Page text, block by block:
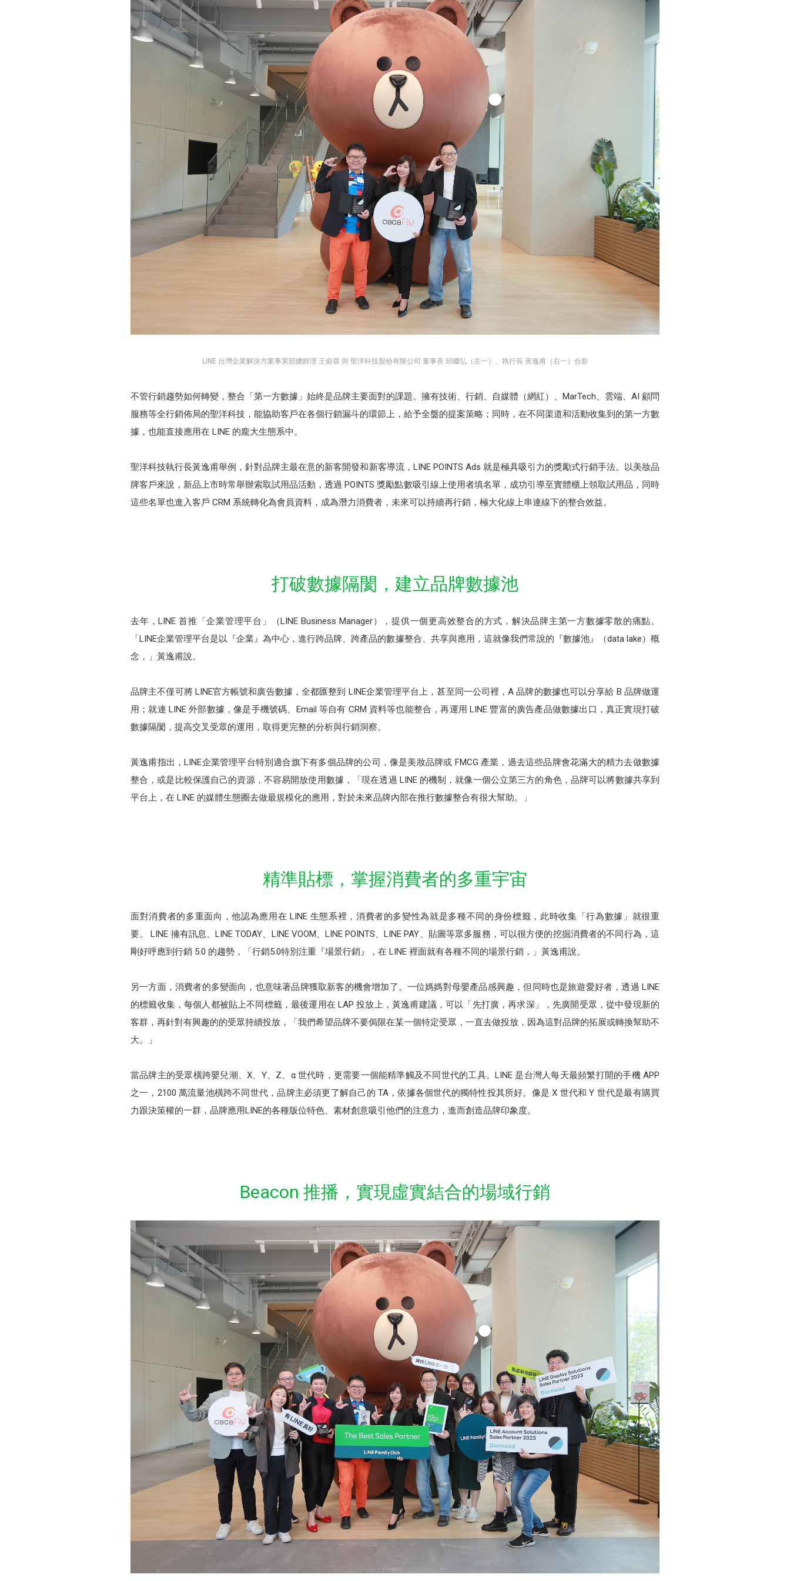
LINE 台灣企業解決方案事業部總經理 王俞蓉 與 聖洋科技股份有限公司 董事長 邱繼弘（左一）、執行長 黃逸甫（右一）合影
不管行銷趨勢如何轉變，整合「第一方數據」始終是品牌主要面對的課題。擁有技術、行銷、自媒體（網紅）、MarTech、雲端、AI 顧問
服務等全行銷佈局的聖洋科技，能協助客戶在各個行銷漏斗的環節上，給予全盤的提案策略；同時，在不同渠道和活動收集到的第一方數
據，也能直接應用在 LINE 的龐大生態系中。
聖洋科技執行長黃逸甫舉例，針對品牌主最在意的新客開發和新客導流，LINE POINTS Ads 就是極具吸引力的獎勵式行銷手法。以美妝品
牌客戶來說，新品上市時常舉辦索取試用品活動，透過 POINTS 獎勵點數吸引線上使用者填名單，成功引導至實體櫃上領取試用品，同時
這些名單也進入客戶 CRM 系統轉化為會員資料，成為潛力消費者，未來可以持續再行銷，極大化線上串連線下的整合效益。
打破數據隔閡，建立品牌數據池
去年，LINE 首推「企業管理平台」（LINE Business Manager），提供一個更高效整合的方式，解決品牌主第一方數據零散的痛點。
「LINE企業管理平台是以『企業』為中心，進行跨品牌、跨產品的數據整合、共享與應用，這就像我們常說的『數據池』（data lake）概
念，」黃逸甫說。
品牌主不僅可將 LINE官方帳號和廣告數據，全都匯整到 LINE企業管理平台上，甚至同一公司裡，A 品牌的數據也可以分享給 B 品牌做運
用；就連 LINE 外部數據，像是手機號碼、Email 等自有 CRM 資料等也能整合，再運用 LINE 豐富的廣告產品做數據出口，真正實現打破
數據隔閡，提高交叉受眾的運用，取得更完整的分析與行銷洞察。
黃逸甫指出，LINE企業管理平台特別適合旗下有多個品牌的公司，像是美妝品牌或 FMCG 產業，過去這些品牌會花滿大的精力去做數據
整合，或是比較保護自己的資源，不容易開放使用數據，「現在透過 LINE 的機制，就像一個公立第三方的角色，品牌可以將數據共享到
平台上，在 LINE 的媒體生態圈去做最規模化的應用，對於未來品牌內部在推行數據整合有很大幫助。」
精準貼標，掌握消費者的多重宇宙
面對消費者的多重面向，他認為應用在 LINE 生態系裡，消費者的多變性為就是多種不同的身份標籤，此時收集「行為數據」就很重
要。 LINE 擁有訊息、LINE TODAY、LINE VOOM、LINE POINTS、LINE PAY、貼圖等眾多服務，可以很方便的挖掘消費者的不同行為，這
剛好呼應到行銷 5.0 的趨勢，「行銷5.0特別注重『場景行銷』，在 LINE 裡面就有各種不同的場景行銷，」黃逸甫說。
另一方面，消費者的多變面向，也意味著品牌獲取新客的機會增加了。一位媽媽對母嬰產品感興趣，但同時也是旅遊愛好者，透過 LINE
的標籤收集，每個人都被貼上不同標籤，最後運用在 LAP 投放上，黃逸甫建議，可以「先打廣，再求深」，先廣開受眾，從中發現新的
客群，再針對有興趣的的受眾持續投放，「我們希望品牌不要侷限在某一個特定受眾，一直去做投放，因為這對品牌的拓展或轉換幫助不
大。」
當品牌主的受眾橫跨嬰兒潮、X、Y、Z、α 世代時，更需要一個能精準觸及不同世代的工具。LINE 是台灣人每天最頻繁打開的手機 APP
之一，2100 萬流量池橫跨不同世代，品牌主必須更了解自己的 TA，依據各個世代的獨特性投其所好。像是 X 世代和 Y 世代是最有購買
力跟決策權的一群，品牌應用LINE的各種版位特色、素材創意吸引他們的注意力，進而創造品牌印象度。
Beacon 推播，實現虛實結合的場域行銷